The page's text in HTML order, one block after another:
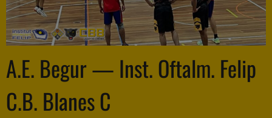
A.E. Begur — Inst. Oftalm. Felip
C.B. Blanes C